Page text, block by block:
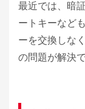
最近では、暗
ートキーなど
ーを交換しな
の問題が解決